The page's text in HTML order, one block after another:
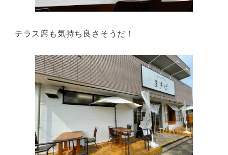
テラス席も気持ち良さそうだ！